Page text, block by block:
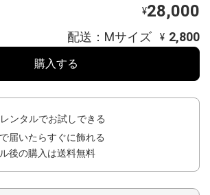
¥28,000
配送：Mサイズ ¥ 2,800
購入する
ンタルでお試しできる
届いたらすぐに飾れる
後の購入は送料無料